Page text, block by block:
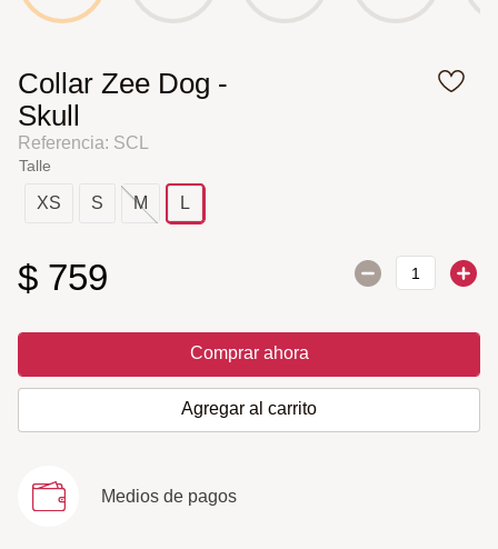
Collar Zee Dog -
Skull
Referencia: SCL
Talle
XS S M L
$ 759
Comprar ahora
Agregar al carrito
Medios de pagos